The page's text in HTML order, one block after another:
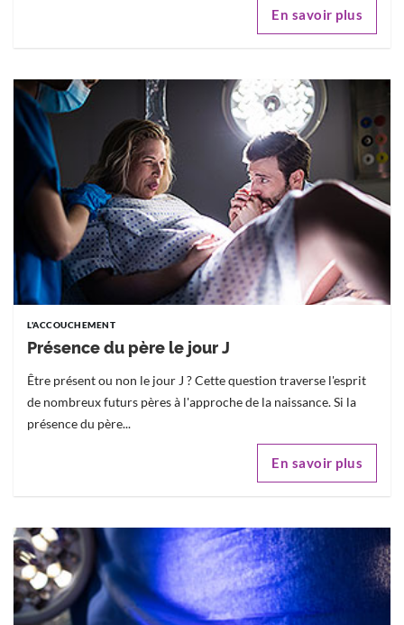
En savoir plus
L'ACCOUCHEMENT
Présence du père le jour J
Être présent ou non le jour J ? Cette question traverse l'esprit
de nombreux futurs pères à l'approche de la naissance. Si la
présence du père...
En savoir plus